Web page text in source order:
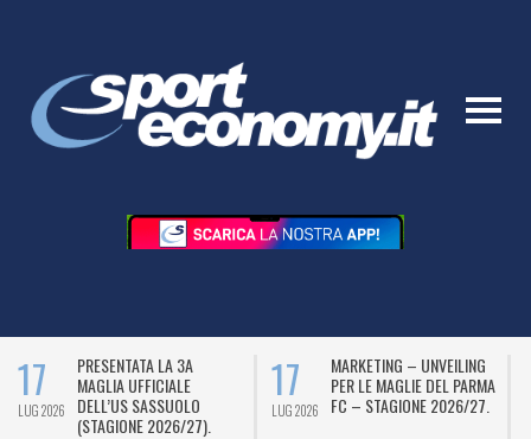
17
LUG 2026
PRESENTATA LA 3A
MAGLIA UFFICIALE
DELL’US SASSUOLO
(STAGIONE 2026/27).
17
LUG 2026
MARKETING – UNVEILING
PER LE MAGLIE DEL PARMA
FC – STAGIONE 2026/27.